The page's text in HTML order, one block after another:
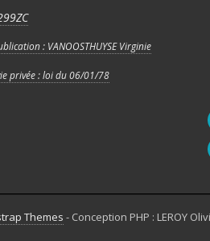
: VANOOSTHUYSE Virginie
privée : loi du 06/01/78
Themes - Conception PHP : LEROY